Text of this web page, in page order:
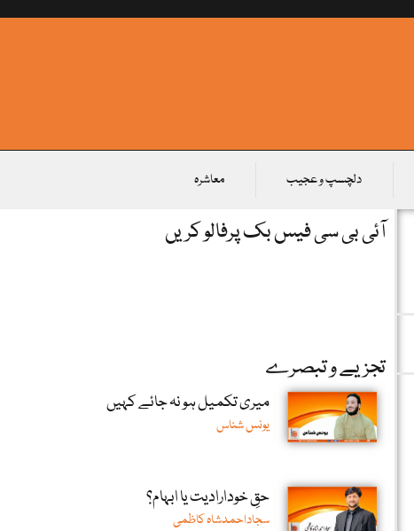
دلچسپ و عجیب معاشرہ
آئی بی سی فیس بک پرفالو کریں
تجزیے و تبصرے
میری تکمیل ہو نہ جائے کہیں
یونس شناس
حقِ خودارادیت یا ابہام؟
سجاداحمدشاہ کاظمی